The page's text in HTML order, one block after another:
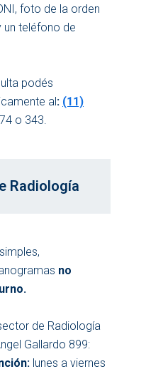
foto de la orden
un teléfono de
podés
al: (11)
o 343.
Radiología
no
de Radiología
Gallardo 899:
lunes a viernes